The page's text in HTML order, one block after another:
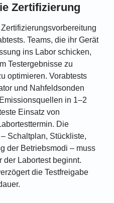
Zertifizierung
Teams, die ihr Gerät
ins Labor schicken,
Testergebnisse zu
optimieren. Vorabtests
und Nahfeldsonden
in 1–2
Einsatz von
Die
Schaltplan, Stückliste,
der Betriebsmodi – muss
Labortest beginnt.
die Testfreigabe